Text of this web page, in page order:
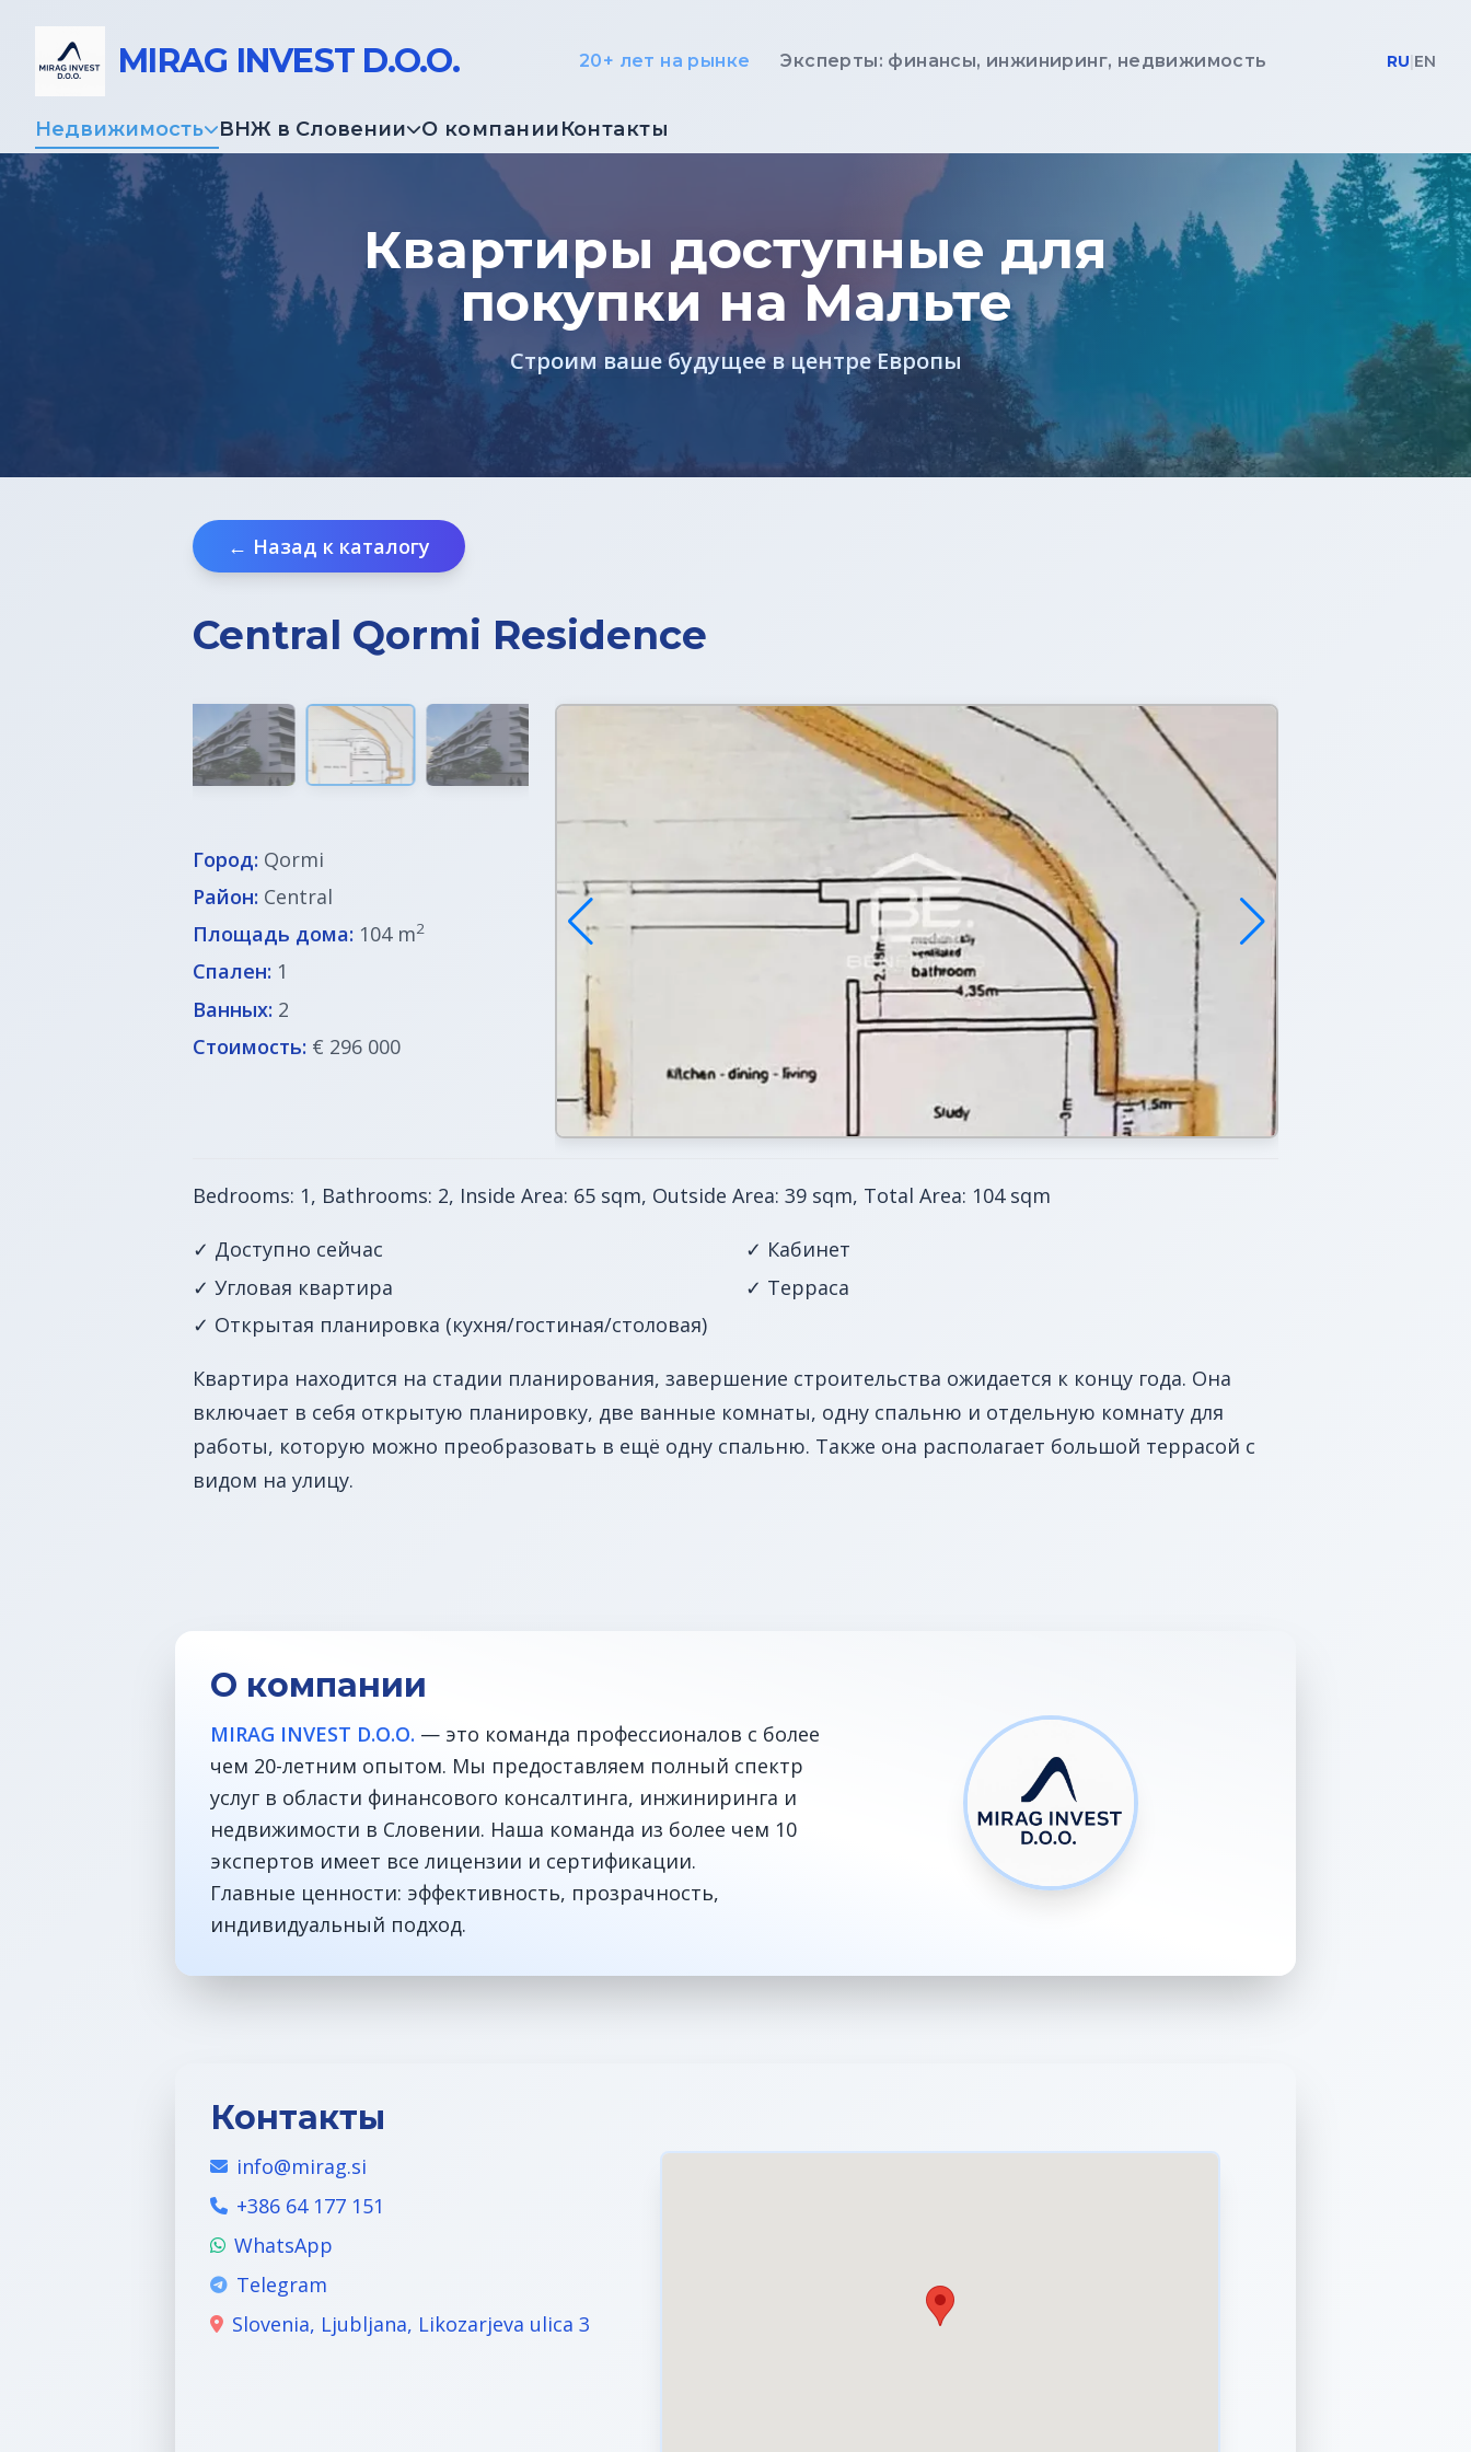
MIRAG INVEST D.O.O. 20+ лет на рынке Эксперты: финансы, инжиниринг, недвижимость RU|EN
Недвижимость ВНЖ в Словении О компанииКонтакты
Квартиры доступные для
покупки на Мальте
Строим ваше будущее в центре Европы
← Назад к каталогу
Central Qormi Residence
Город: Qormi
Район: Central
Площадь дома: 104 m2
Спален: 1
Ванных: 2
Стоимость: € 296 000
Bedrooms: 1, Bathrooms: 2, Inside Area: 65 sqm, Outside Area: 39 sqm, Total Area: 104 sqm
✓ Доступно сейчас
✓ Угловая квартира
✓ Открытая планировка (кухня/гостиная/столовая)
✓ Кабинет
✓ Терраса
Квартира находится на стадии планирования, завершение строительства ожидается к концу года. Она
включает в себя открытую планировку, две ванные комнаты, одну спальню и отдельную комнату для
работы, которую можно преобразовать в ещё одну спальню. Также она располагает большой террасой с
видом на улицу.
О компании
MIRAG INVEST D.O.O. — это команда профессионалов с более
чем 20-летним опытом. Мы предоставляем полный спектр
услуг в области финансового консалтинга, инжиниринга и
недвижимости в Словении. Наша команда из более чем 10
экспертов имеет все лицензии и сертификации.
Главные ценности: эффективность, прозрачность,
индивидуальный подход.
Контакты
info@mirag.si
+386 64 177 151
WhatsApp
Telegram
Slovenia, Ljubljana, Likozarjeva ulica 3